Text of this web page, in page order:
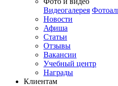
Видеогалерея
Новости
Афиша
Статьи
Отзывы
Вакансии
Учебный центр
Награды
Клиентам